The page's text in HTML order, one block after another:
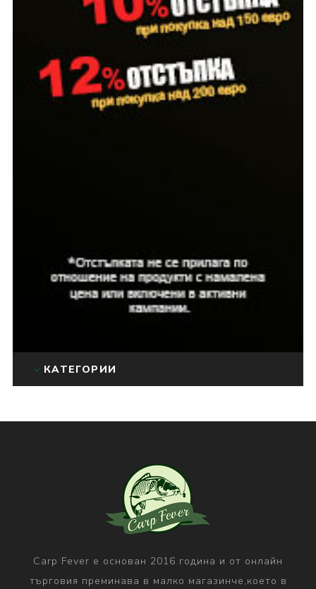
КАТЕГОРИИ
Carp Fever е основан 2016 година и от онлайн
търговия преминава в малко магазинче,което в